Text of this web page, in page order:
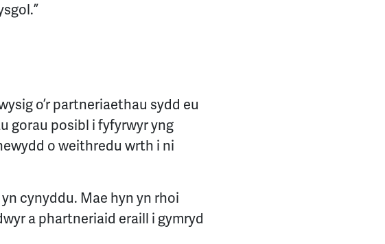
o’r partneriaethau sydd eu
gorau posibl i fyfyrwyr yng
o weithredu wrth i ni
yn cynyddu. Mae hyn yn rhoi
a phartneriaid eraill i gymryd